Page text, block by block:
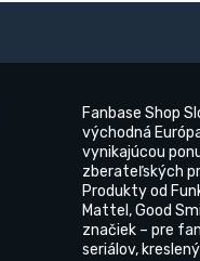
Fanbase Shop
východná
vynikajúcou
zberateľských
Produkty od
Mattel, Good
značiek – pre
seriálov,